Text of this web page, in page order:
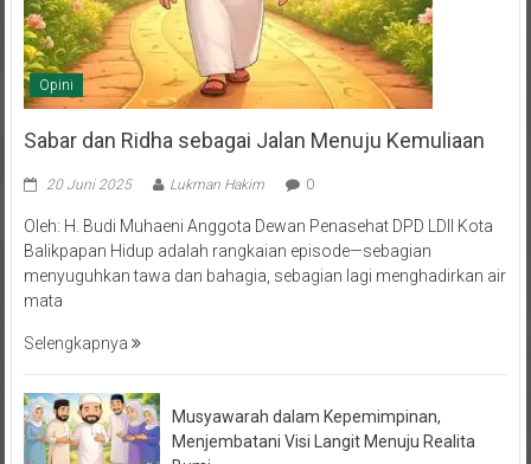
Opini
Sabar dan Ridha sebagai Jalan Menuju Kemuliaan
Balikpapan Hidup adalah rangkaian episode—sebagian
menyuguhkan tawa dan bahagia, sebagian lagi menghadirkan air
mata
Menjembatani Visi Langit Menuju Realita
Bumi